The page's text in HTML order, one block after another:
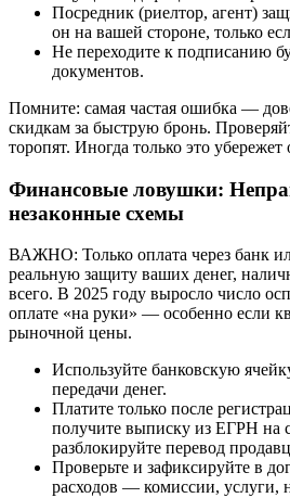
Посредник (риелтор, агент)
он на вашей стороне, только
Не переходите к подписанию
документов.
Помните: самая частая ошибка —
скидкам за быструю бронь.
торопят. Иногда только это убережет
Финансовые ловушки:
незаконные схемы
ВАЖНО: Только оплата через банк
реальную защиту ваших денег,
всего. В 2025 году выросло число
оплате «на руки» — особенно если
рыночной цены.
Используйте банковскую
передачи денег.
Платите только после
получите выписку из ЕГРН на
разблокируйте перевод
Проверьте и зафиксируйте в
расходов — комиссии, услуги,